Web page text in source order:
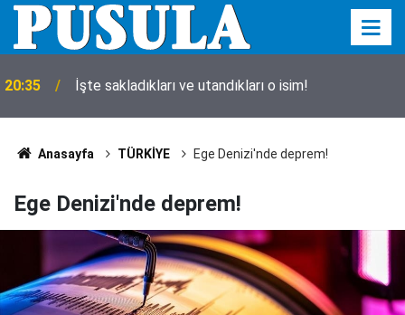
20:35 İşte sakladıkları ve utandıkları o isim!
Anasayfa TÜRKİYE Ege Denizi'nde deprem!
Ege Denizi'nde deprem!